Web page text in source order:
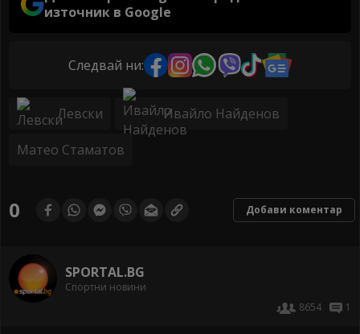
източник в Google
Следвай ни:
Левски Ивайло Найденов
Матео Стаматов
0 Добави коментар
SPORTAL.BG
Спортни новини
8654
1